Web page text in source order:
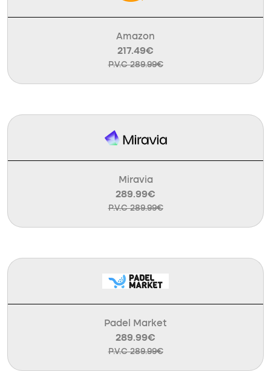
Amazon
217.49€
P.V.C 289.99€
Miravia
289.99€
P.V.C 289.99€
Padel Market
289.99€
P.V.C 289.99€